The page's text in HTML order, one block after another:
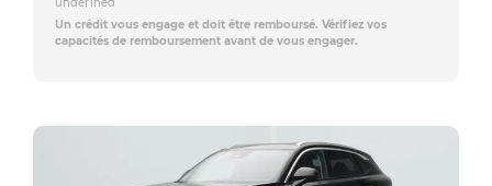
Un crédit vous engage et doit être remboursé. Vérifiez vos
capacités de remboursement avant de vous engager.